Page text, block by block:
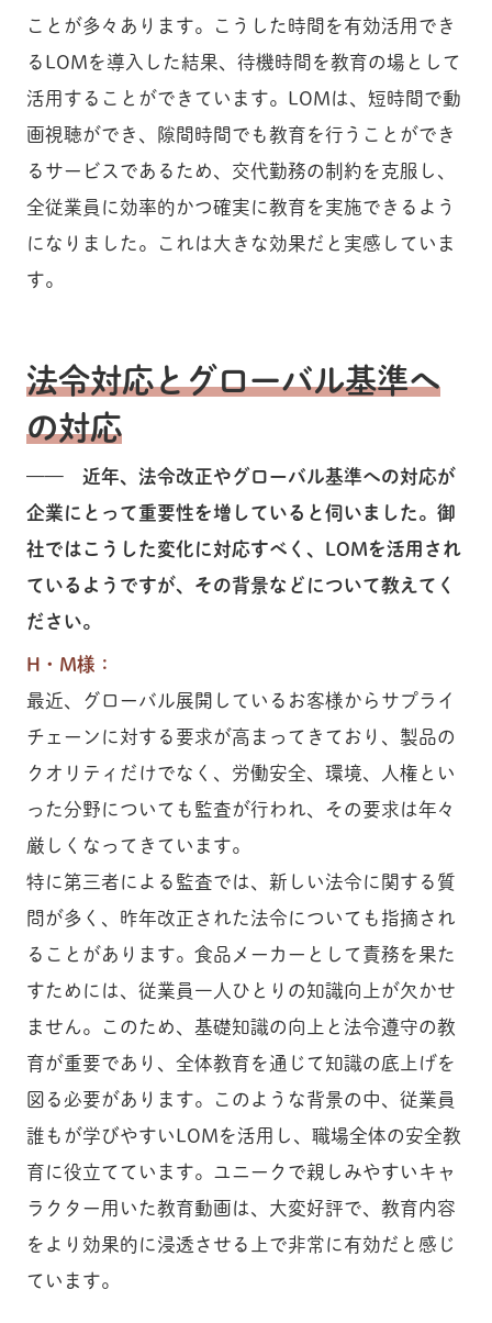
ことが多々あります。こうした時間を有効活用でき
るLOMを導入した結果、待機時間を教育の場として
活用することができています。LOMは、短時間で動
画視聴ができ、隙間時間でも教育を行うことができ
るサービスであるため、交代勤務の制約を克服し、
全従業員に効率的かつ確実に教育を実施できるよう
になりました。これは大きな効果だと実感していま
す。
法令対応とグローバル基準へ
の対応
—— 近年、法令改正やグローバル基準への対応が
企業にとって重要性を増していると伺いました。御
社ではこうした変化に対応すべく、LOMを活用され
ているようですが、その背景などについて教えてく
ださい。
H・M様：
最近、グローバル展開しているお客様からサプライ
チェーンに対する要求が高まってきており、製品の
クオリティだけでなく、労働安全、環境、人権とい
った分野についても監査が行われ、その要求は年々
厳しくなってきています。
特に第三者による監査では、新しい法令に関する質
問が多く、昨年改正された法令についても指摘され
ることがあります。食品メーカーとして責務を果た
すためには、従業員一人ひとりの知識向上が欠かせ
ません。このため、基礎知識の向上と法令遵守の教
育が重要であり、全体教育を通じて知識の底上げを
図る必要があります。このような背景の中、従業員
誰もが学びやすいLOMを活用し、職場全体の安全教
育に役立てています。ユニークで親しみやすいキャ
ラクター用いた教育動画は、大変好評で、教育内容
をより効果的に浸透させる上で非常に有効だと感じ
ています。